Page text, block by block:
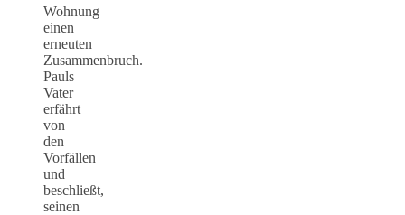
Wohnung
einen
erneuten
Zusammenbruch.
Pauls
Vater
erfährt
von
den
Vorfällen
und
beschließt,
seinen